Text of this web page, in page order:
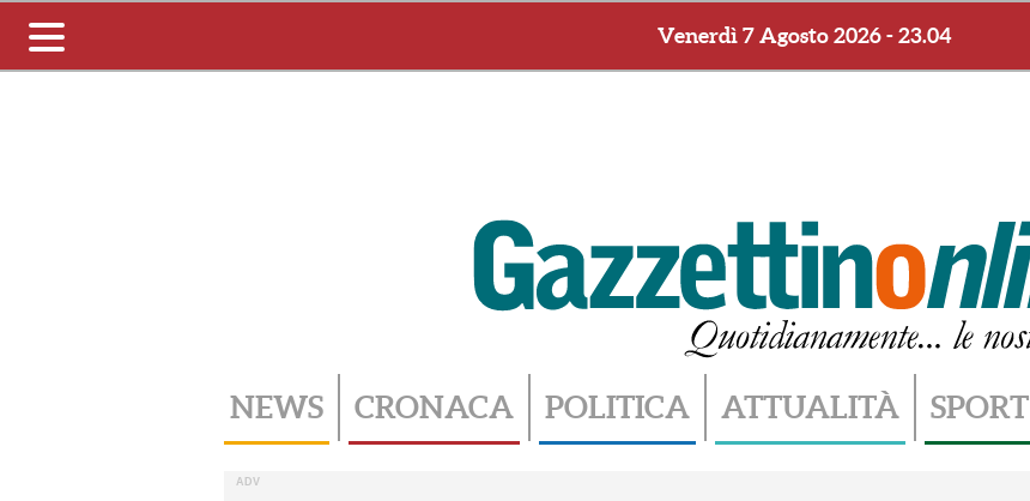
Toggle
navigation
Venerdì 7 Agosto 2026 - 23.04
NEWS CRONACA POLITICA ATTUALITÀ SPORT